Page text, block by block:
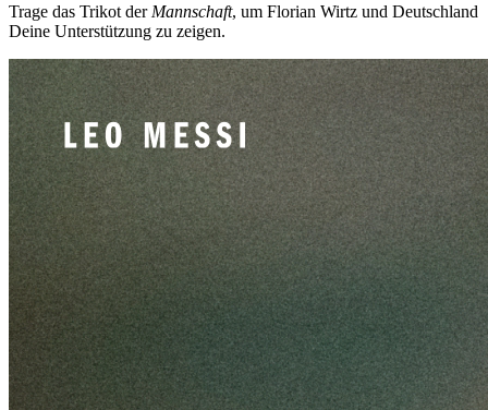
Trage das Trikot der Mannschaft, um Florian Wirtz und Deutschland
Deine Unterstützung zu zeigen.